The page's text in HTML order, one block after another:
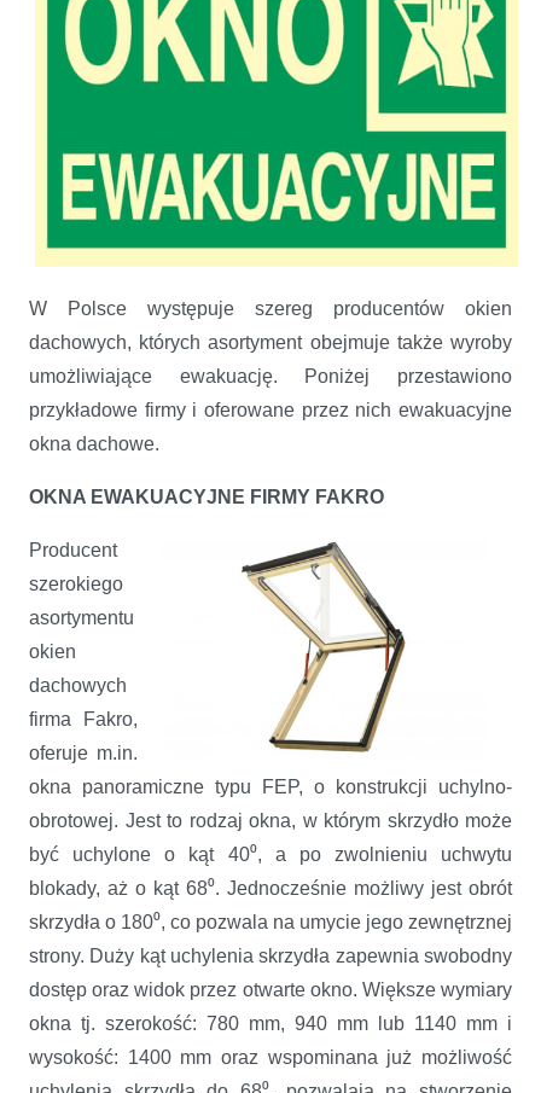
W Polsce występuje szereg producentów okien
dachowych, których asortyment obejmuje także wyroby
umożliwiające ewakuację. Poniżej przestawiono
przykładowe firmy i oferowane przez nich ewakuacyjne
okna dachowe.
OKNA EWAKUACYJNE FIRMY FAKRO
Producent
szerokiego
asortymentu
okien
dachowych
firma Fakro,
oferuje m.in.
okna panoramiczne typu FEP, o konstrukcji uchylno-
obrotowej. Jest to rodzaj okna, w którym skrzydło może
być uchylone o kąt 40⁰, a po zwolnieniu uchwytu
blokady, aż o kąt 68⁰. Jednocześnie możliwy jest obrót
skrzydła o 180⁰, co pozwala na umycie jego zewnętrznej
strony. Duży kąt uchylenia skrzydła zapewnia swobodny
dostęp oraz widok przez otwarte okno. Większe wymiary
okna tj. szerokość: 780 mm, 940 mm lub 1140 mm i
wysokość: 1400 mm oraz wspominana już możliwość